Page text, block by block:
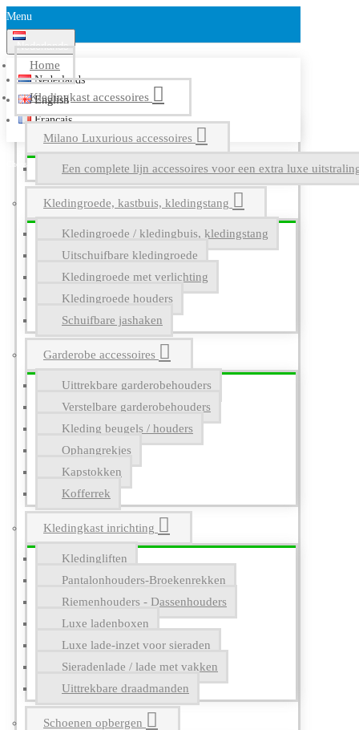
Menu
Nederlands
Nederlands
English
Français
Home
Kledingkast accessoires
Milano Luxurious accessoires
Een complete lijn accessoires voor een extra luxe
Kledingroede, kastbuis, kledingstang
Kledingroede / kledingbuis, kledingstang
Uitschuifbare kledingroede
Kledingroede met verlichting
Kledingroede houders
Schuifbare jashaken
Garderobe accessoires
Uittrekbare garderobehouders
Verstelbare garderobehouders
Kleding beugels / houders
Ophangrekjes
Kapstokken
Kofferrek
Kledingkast inrichting
Kledingliften
Pantalonhouders-Broekenrekken
Riemenhouders - Dassenhouders
Luxe ladenboxen
Luxe lade-inzet voor sieraden
Sieradenlade / lade met vakken
Uittrekbare draadmanden
Schoenen opbergen